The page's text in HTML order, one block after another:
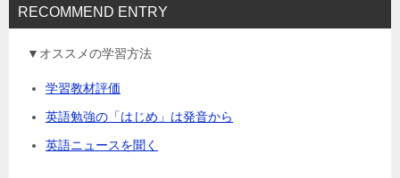
RECOMMEND ENTRY
▼オススメの学習方法
学習教材評価
英語勉強の「はじめ」は発音から
英語ニュースを聞く